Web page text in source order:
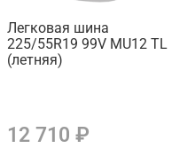
Легковая шина
225/55R19 99V MU12 TL
(летняя)
12 710 ₽